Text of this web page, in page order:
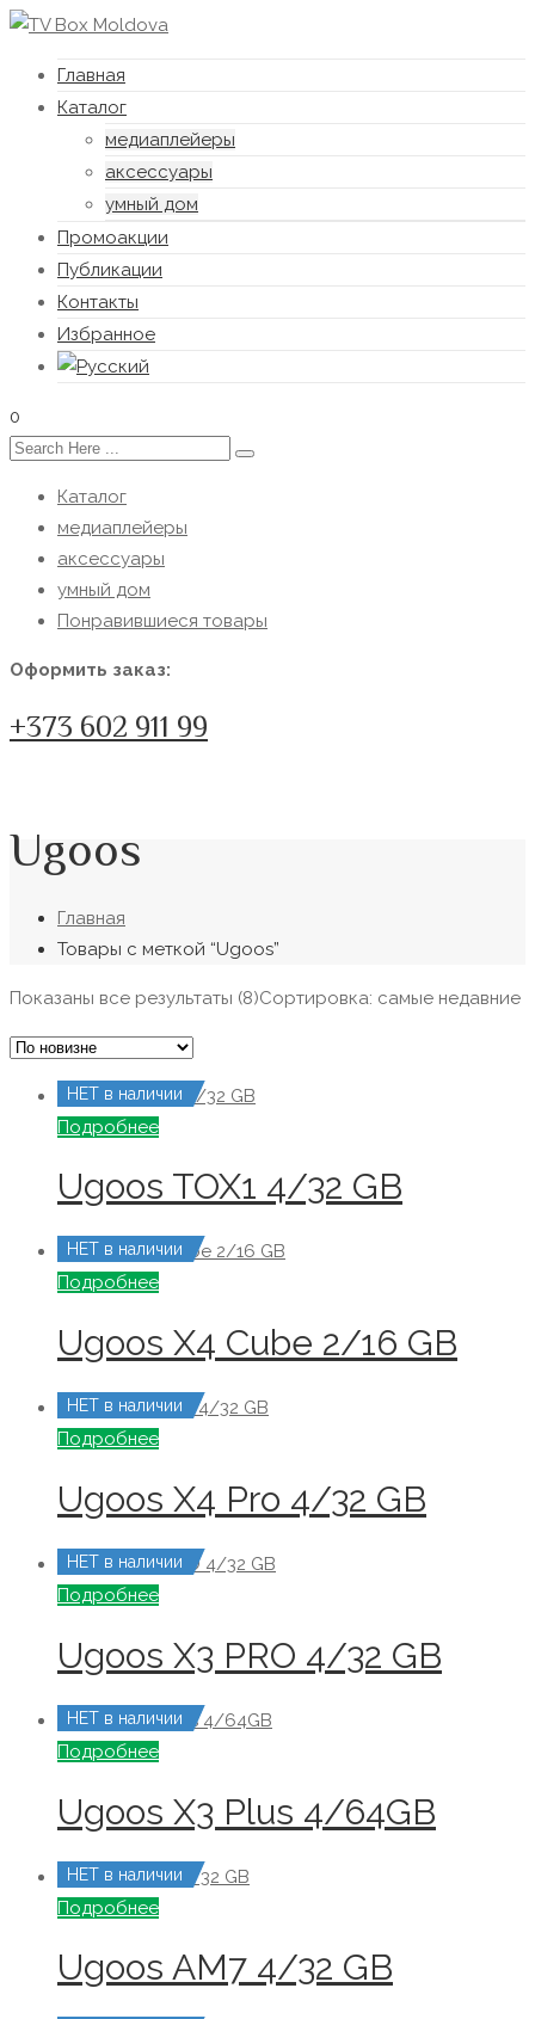
Главная
Каталог
медиаплейеры
аксессуары
умный дом
Промоакции
Публикации
Контакты
Избранное
0
Каталог
медиаплейеры
аксессуары
умный дом
Понравившиеся товары
Оформить заказ:
+373 602 911 99
Ugoos
Главная
Товары с меткой “Ugoos”
Показаны все результаты (8)Сортировка: самые недавние
НЕТ в наличии
Подробнее
Ugoos TOX1 4/32 GB
НЕТ в наличии
Подробнее
Ugoos X4 Cube 2/16 GB
НЕТ в наличии
Подробнее
Ugoos X4 Pro 4/32 GB
НЕТ в наличии
Подробнее
Ugoos X3 PRO 4/32 GB
НЕТ в наличии
Подробнее
Ugoos X3 Plus 4/64GB
НЕТ в наличии
Подробнее
Ugoos AM7 4/32 GB